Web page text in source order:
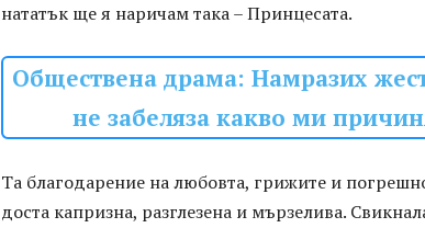
нататък ще я наричам така – Принцесата.
Обществена драма: Намразих
не забеляза какво ми
Та благодарение на любовта, грижите и
доста капризна, разглезена и мързелива.